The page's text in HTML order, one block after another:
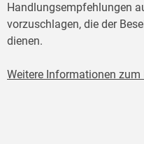
Handlungsempfehlungen
vorzuschlagen, die der
dienen.
Weitere Informationen zum